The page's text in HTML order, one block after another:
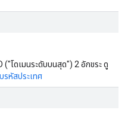
("โดเมนระดับบนสุด") 2 อักขระ ดู
รหัสประเทศ